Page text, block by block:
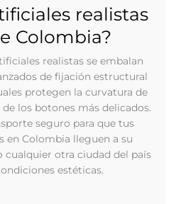
realistas
Colombia?
realistas se embalan
de fijación estructural
protegen la curvatura de
los botones más delicados.
seguro para que tus
en Colombia lleguen a su
cualquier otra ciudad del país
estéticas.